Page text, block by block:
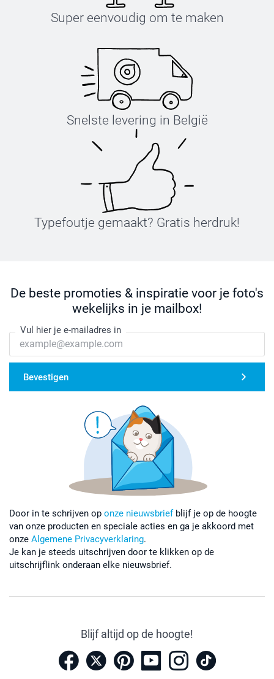
Super eenvoudig om te maken
Snelste levering in België
Typefoutje gemaakt? Gratis herdruk!
De beste promoties & inspiratie voor je foto's
wekelijks in je mailbox!
Vul hier je e-mailadres in
Bevestigen
Door in te schrijven op onze nieuwsbrief blijf je op de hoogte
van onze producten en speciale acties en ga je akkoord met
onze Algemene Privacyverklaring.
Je kan je steeds uitschrijven door te klikken op de
uitschrijflink onderaan elke nieuwsbrief.
Blijf altijd op de hoogte!